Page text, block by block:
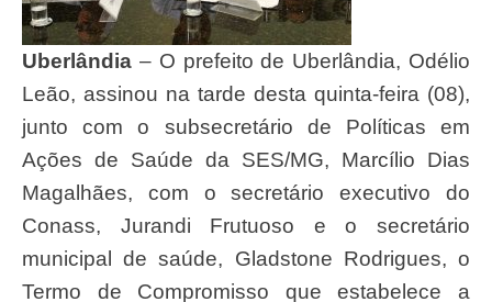
Uberlândia – O prefeito de Uberlândia, Odélio
Leão, assinou na tarde desta quinta-feira (08),
junto com o subsecretário de Políticas em
Ações de Saúde da SES/MG, Marcílio Dias
Magalhães, com o secretário executivo do
Conass, Jurandi Frutuoso e o secretário
municipal de saúde, Gladstone Rodrigues, o
Termo de Compromisso que estabelece a